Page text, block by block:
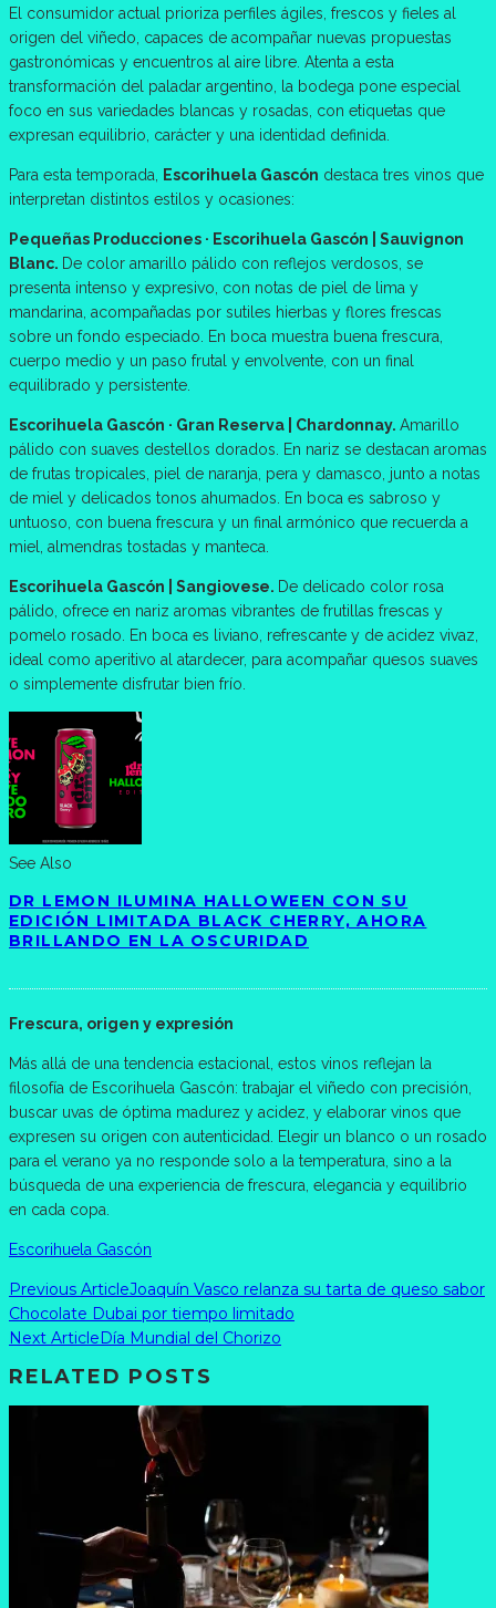
El consumidor actual prioriza perfiles ágiles, frescos y fieles al
origen del viñedo, capaces de acompañar nuevas propuestas
gastronómicas y encuentros al aire libre. Atenta a esta
transformación del paladar argentino, la bodega pone especial
foco en sus variedades blancas y rosadas, con etiquetas que
expresan equilibrio, carácter y una identidad definida.
Para esta temporada, Escorihuela Gascón destaca tres vinos que
interpretan distintos estilos y ocasiones:
Pequeñas Producciones · Escorihuela Gascón | Sauvignon
Blanc. De color amarillo pálido con reflejos verdosos, se
presenta intenso y expresivo, con notas de piel de lima y
mandarina, acompañadas por sutiles hierbas y flores frescas
sobre un fondo especiado. En boca muestra buena frescura,
cuerpo medio y un paso frutal y envolvente, con un final
equilibrado y persistente.
Escorihuela Gascón · Gran Reserva | Chardonnay. Amarillo
pálido con suaves destellos dorados. En nariz se destacan aromas
de frutas tropicales, piel de naranja, pera y damasco, junto a notas
de miel y delicados tonos ahumados. En boca es sabroso y
untuoso, con buena frescura y un final armónico que recuerda a
miel, almendras tostadas y manteca.
Escorihuela Gascón | Sangiovese. De delicado color rosa
pálido, ofrece en nariz aromas vibrantes de frutillas frescas y
pomelo rosado. En boca es liviano, refrescante y de acidez vivaz,
ideal como aperitivo al atardecer, para acompañar quesos suaves
o simplemente disfrutar bien frío.
See Also
DR LEMON ILUMINA HALLOWEEN CON SU
EDICIÓN LIMITADA BLACK CHERRY, AHORA
BRILLANDO EN LA OSCURIDAD
Frescura, origen y expresión
Más allá de una tendencia estacional, estos vinos reflejan la
filosofía de Escorihuela Gascón: trabajar el viñedo con precisión,
buscar uvas de óptima madurez y acidez, y elaborar vinos que
expresen su origen con autenticidad. Elegir un blanco o un rosado
para el verano ya no responde solo a la temperatura, sino a la
búsqueda de una experiencia de frescura, elegancia y equilibrio
en cada copa.
Escorihuela Gascón
Previous ArticleJoaquín Vasco relanza su tarta de queso sabor
Chocolate Dubai por tiempo limitado
Next ArticleDía Mundial del Chorizo
RELATED POSTS